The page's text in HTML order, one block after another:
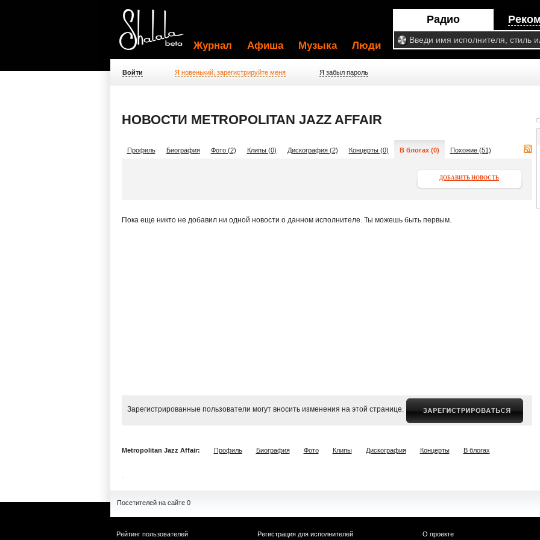
Радио
Журнал Афиша Музыка Люди
Войти Я новенький, зарегистрируйте меня Я забыл пароль
НОВОСТИ METROPOLITAN JAZZ AFFAIR
Профиль Биография Фото (2) Клипы (0) Дискография (2) Концерты (0) В блогах (0) Похожие (51)
ДОБАВИТЬ НОВОСТЬ
Пока еще никто не добавил ни одной новости о данном исполнителе. Ты можешь быть первым.
Зарегистрированные пользователи могут вносить изменения на этой странице.
Metropolitan Jazz Affair: Профиль Биография Фото Клипы Дискография Концерты В блогах
Посетителей на сайте 0
Рейтинг пользователей
Регистрация для исполнителей
О проекте